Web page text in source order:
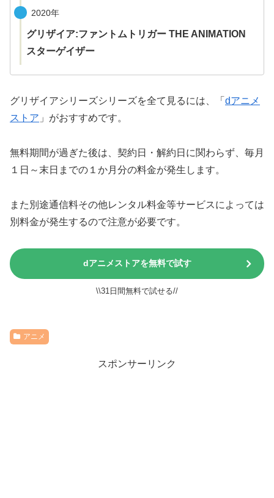
2020年
グリザイア:ファントムトリガー THE ANIMATION
スターゲイザー
グリザイアシリーズシリーズを全て見るには、「 dアニメ
ストア 」がおすすめです。
無料期間が過ぎた後は、契約日・解約日に関わらず、毎月
１日～末日までの１か月分の料金が発生します。
また別途通信料その他レンタル料金等サービスによっては
別料金が発生するので注意が必要です。
dアニメストアを無料で試す
\\31日間無料で試せる//
アニメ
スポンサーリンク